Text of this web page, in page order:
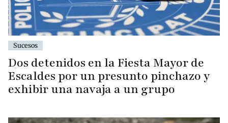
Sucesos
Dos detenidos en la Fiesta Mayor de
Escaldes por un presunto pinchazo y
exhibir una navaja a un grupo